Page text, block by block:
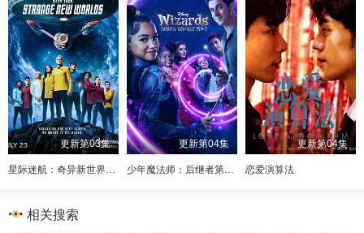
更新第03集
星际迷航：奇异新世界第四季
更新第04集
少年魔法师：后继者第三季
更新第04集
恋爱演算法
相关搜索